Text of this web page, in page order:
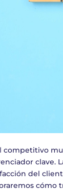
competitivo
clave.
del
cómo